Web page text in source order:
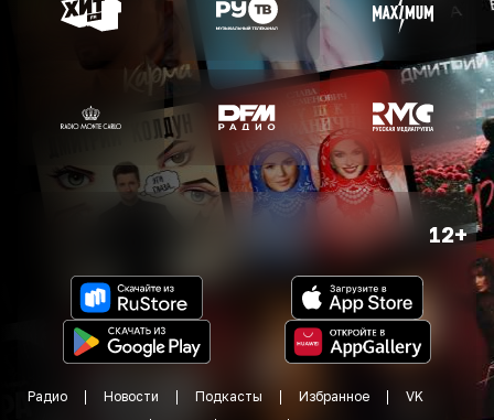
12+
Радио Новости Подкасты Избранное
VK